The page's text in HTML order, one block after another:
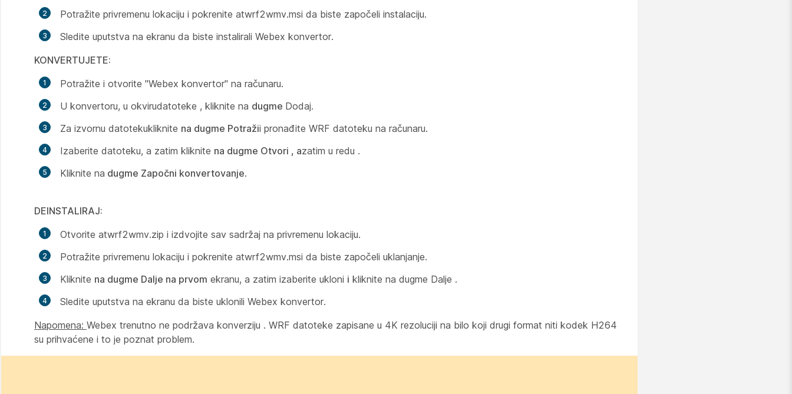
Potražite privremenu lokaciju i pokrenite atwrf2wmv.msi da biste započeli instalaciju.
Sledite uputstva na ekranu da biste instalirali Webex konvertor.
KONVERTUJETE:
Potražite i otvorite "Webex konvertor" na računaru.
U konvertoru, u okvirudatoteke , kliknite na dugme Dodaj.
Za izvornu datotekukliknite na dugme Potražii pronađite WRF datoteku na računaru.
Izaberite datoteku, a zatim kliknite na dugme Otvori , azatim u redu .
Kliknite na dugme Započni konvertovanje.
DEINSTALIRAJ:
Otvorite atwrf2wmv.zip i izdvojite sav sadržaj na privremenu lokaciju.
Potražite privremenu lokaciju i pokrenite atwrf2wmv.msi da biste započeli uklanjanje.
Kliknite na dugme Dalje na prvom ekranu, a zatim izaberite ukloni i kliknite na dugme Dalje .
Sledite uputstva na ekranu da biste uklonili Webex konvertor.
Napomena: Webex trenutno ne podržava konverziju . WRF datoteke zapisane u 4K rezoluciji na bilo koji drugi format niti kodek H264
su prihvaćene i to je poznat problem.